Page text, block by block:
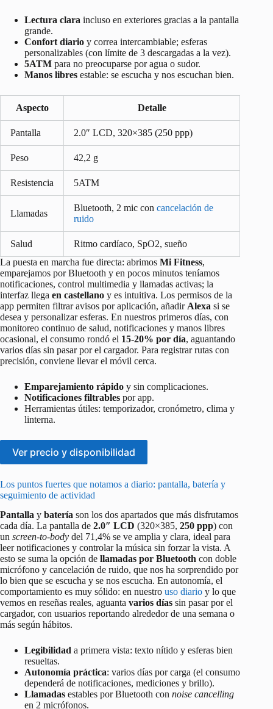
Lectura clara incluso en exteriores gracias a la pantalla
grande.
Confort diario y correa intercambiable; esferas
personalizables (con límite de 3 descargadas a la vez).
5ATM para no preocuparse por agua o sudor.
Manos libres estable: se escucha y nos escuchan bien.
Aspecto Detalle
Pantalla 2.0″ LCD, 320×385 (250 ppp)
Peso 42,2 g
Resistencia 5ATM
Llamadas
Bluetooth, 2 mic con cancelación de
ruido
Salud
Ritmo cardíaco, SpO2, sueño
La puesta en marcha fue directa: abrimos Mi Fitness,
emparejamos por Bluetooth y en pocos minutos teníamos
notificaciones, control multimedia y llamadas activas; la
interfaz llega en castellano y es intuitiva. Los permisos de la
app permiten filtrar avisos por aplicación, añadir Alexa si se
desea y personalizar esferas. En nuestros primeros días, con
monitoreo continuo de salud, notificaciones y manos libres
ocasional, el consumo rondó el 15-20% por día, aguantando
varios días sin pasar por el cargador. Para registrar rutas con
precisión, conviene llevar el móvil cerca.
Emparejamiento rápido y sin complicaciones.
Notificaciones filtrables por app.
Herramientas útiles: temporizador, cronómetro, clima y
linterna.
Ver precio y disponibilidad
Los puntos fuertes que notamos a diario: pantalla, batería y
seguimiento de actividad
Pantalla y batería son los dos apartados que más disfrutamos
cada día. La pantalla de 2.0″ LCD (320×385, 250 ppp) con
un screen-to-body del 71,4% se ve amplia y clara, ideal para
leer notificaciones y controlar la música sin forzar la vista. A
esto se suma la opción de llamadas por Bluetooth con doble
micrófono y cancelación de ruido, que nos ha sorprendido por
lo bien que se escucha y se nos escucha. En autonomía, el
comportamiento es muy sólido: en nuestro uso diario y lo que
vemos en reseñas reales, aguanta varios días sin pasar por el
cargador, con usuarios reportando alrededor de una semana o
más según hábitos.
Legibilidad a primera vista: texto nítido y esferas bien
resueltas.
Autonomía práctica: varios días por carga (el consumo
dependerá de notificaciones, mediciones y brillo).
Llamadas estables por Bluetooth con noise cancelling
en 2 micrófonos.